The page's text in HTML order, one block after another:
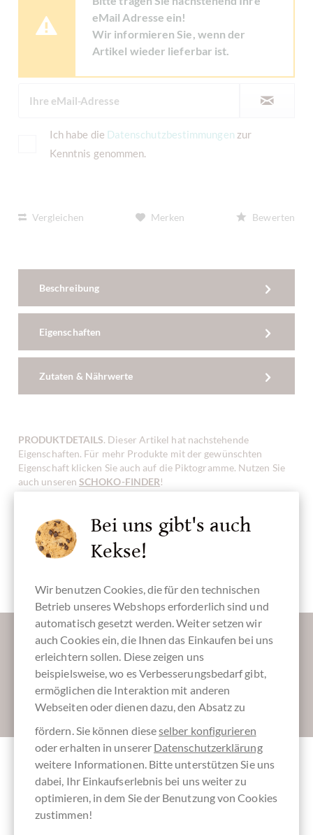
eMail Adresse ein!
Wir informieren Sie, wenn der
Artikel wieder lieferbar ist.
Ich habe die Datenschutzbestimmungen zur
Kenntnis genommen.
Vergleichen Merken Bewerten
Beschreibung
Eigenschaften
Zutaten & Nährwerte
PRODUKTDETAILS. Dieser Artikel hat nachstehende
Eigenschaften. Für mehr Produkte mit der gewünschten
Eigenschaft klicken Sie auch auf die Piktogramme. Nutzen Sie
auch unserenSCHOKO-FINDER!
Criollo
Kakaobohne
Probier-Paket,
Lassen Sie uns Ihren Posteingang versüßen:
Absenden
Andere Kunden bewerteten Probierset
"Criollo" - Schokoladen aus Edelkakao
Bei uns gibt's auch
Kekse!
Wir benutzen Cookies, die für den technischen
Betrieb unseres Webshops erforderlich sind und
automatisch gesetzt werden. Weiter setzen wir
auch Cookies ein, die Ihnen das Einkaufen bei uns
erleichtern sollen. Diese zeigen uns
beispielsweise, wo es Verbesserungsbedarf gibt,
ermöglichen die Interaktion mit anderen
Webseiten oder dienen dazu, den Absatz zu
fördern. Sie können dieseselber konfigurieren
oder erhalten in unserer Datenschutzerklärung
weitere Informationen. Bitte unterstützen Sie uns
dabei, Ihr Einkaufserlebnis bei uns weiter zu
optimieren, in dem Sie der Benutzung von Cookies
zustimmen!